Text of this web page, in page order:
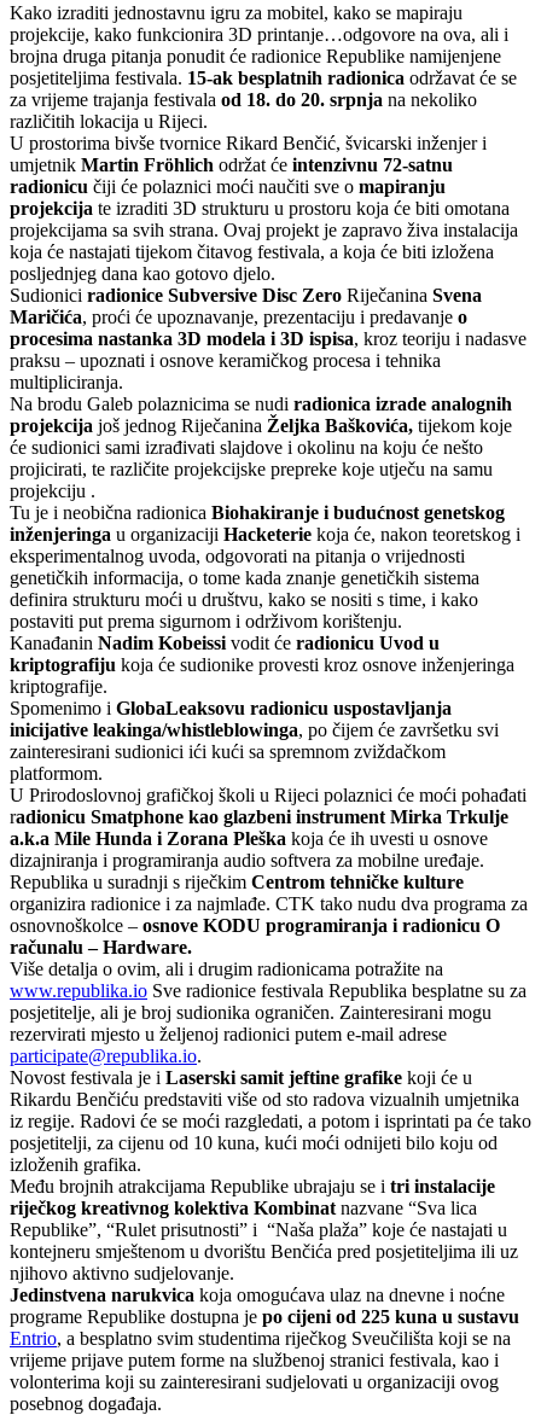
Kako izraditi jednostavnu igru za mobitel, kako se mapiraju
projekcije, kako funkcionira 3D printanje…odgovore na ova, ali i
brojna druga pitanja ponudit će radionice Republike namijenjene
posjetiteljima festivala. 15-ak besplatnih radionica održavat će se
za vrijeme trajanja festivala od 18. do 20. srpnja na nekoliko
različitih lokacija u Rijeci.
U prostorima bivše tvornice Rikard Benčić, švicarski inženjer i
umjetnik Martin Fröhlich održat će intenzivnu 72-satnu
radionicu čiji će polaznici moći naučiti sve o mapiranju
projekcija te izraditi 3D strukturu u prostoru koja će biti omotana
projekcijama sa svih strana. Ovaj projekt je zapravo živa instalacija
koja će nastajati tijekom čitavog festivala, a koja će biti izložena
posljednjeg dana kao gotovo djelo.
Sudionici radionice Subversive Disc Zero Riječanina Svena
Maričića, proći će upoznavanje, prezentaciju i predavanje o
procesima nastanka 3D modela i 3D ispisa, kroz teoriju i nadasve
praksu – upoznati i osnove keramičkog procesa i tehnika
multipliciranja.
Na brodu Galeb polaznicima se nudi radionica izrade analognih
projekcija još jednog Riječanina Željka Baškovića, tijekom koje
će sudionici sami izrađivati slajdove i okolinu na koju će nešto
projicirati, te različite projekcijske prepreke koje utječu na samu
projekciju .
Tu je i neobična radionica Biohakiranje i budućnost genetskog
inženjeringa u organizaciji Hacketerie koja će, nakon teoretskog i
eksperimentalnog uvoda, odgovorati na pitanja o vrijednosti
genetičkih informacija, o tome kada znanje genetičkih sistema
definira strukturu moći u društvu, kako se nositi s time, i kako
postaviti put prema sigurnom i održivom korištenju.
Kanađanin Nadim Kobeissi vodit će radionicu Uvod u
kriptografiju koja će sudionike provesti kroz osnove inženjeringa
kriptografije.
Spomenimo i GlobaLeaksovu radionicu uspostavljanja
inicijative leakinga/whistleblowinga, po čijem će završetku svi
zainteresirani sudionici ići kući sa spremnom zviždačkom
platformom.
U Prirodoslovnoj grafičkoj školi u Rijeci polaznici će moći pohađati
radionicu Smatphone kao glazbeni instrument Mirka Trkulje
a.k.a Mile Hunda i Zorana Pleška koja će ih uvesti u osnove
dizajniranja i programiranja audio softvera za mobilne uređaje.
Republika u suradnji s riječkim Centrom tehničke kulture
organizira radionice i za najmlađe. CTK tako nudu dva programa za
osnovnoškolce – osnove KODU programiranja i radionicu O
računalu – Hardware.
Više detalja o ovim, ali i drugim radionicama potražite na
www.republika.io Sve radionice festivala Republika besplatne su za
posjetitelje, ali je broj sudionika ograničen. Zainteresirani mogu
rezervirati mjesto u željenoj radionici putem e-mail adrese
participate@republika.io.
Novost festivala je i Laserski samit jeftine grafike koji će u
Rikardu Benčiću predstaviti više od sto radova vizualnih umjetnika
iz regije. Radovi će se moći razgledati, a potom i isprintati pa će tako
posjetitelji, za cijenu od 10 kuna, kući moći odnijeti bilo koju od
izloženih grafika.
Među brojnih atrakcijama Republike ubrajaju se i tri instalacije
riječkog kreativnog kolektiva Kombinat nazvane “Sva lica
Republike”, “Rulet prisutnosti” i “Naša plaža” koje će nastajati u
kontejneru smještenom u dvorištu Benčića pred posjetiteljima ili uz
njihovo aktivno sudjelovanje.
Jedinstvena narukvica koja omogućava ulaz na dnevne i noćne
programe Republike dostupna je po cijeni od 225 kuna u sustavu
Entrio, a besplatno svim studentima riječkog Sveučilišta koji se na
vrijeme prijave putem forme na službenoj stranici festivala, kao i
volonterima koji su zainteresirani sudjelovati u organizaciji ovog
posebnog događaja.